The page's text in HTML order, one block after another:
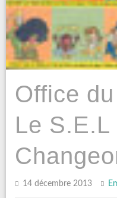
Office
Le S.E.L
14 décembre 2013